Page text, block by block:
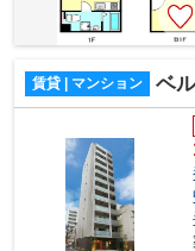
賃貸 | マンション ベ